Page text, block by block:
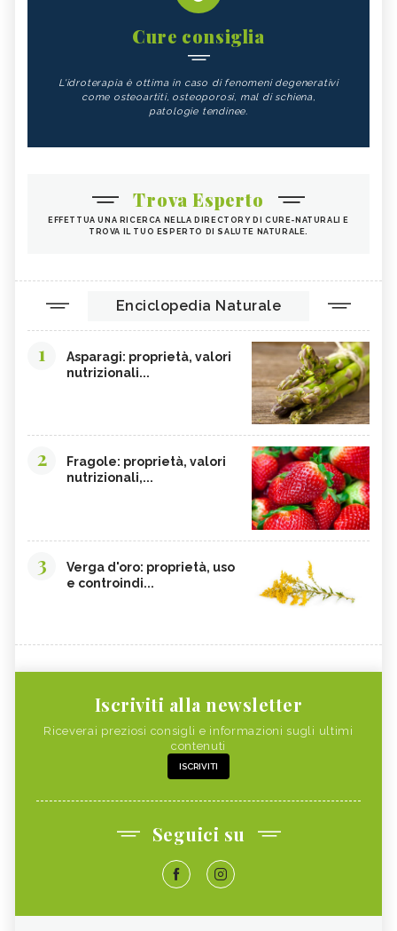
Cure consiglia
L'idroterapia è ottima in caso di fenomeni degenerativi
come osteoartiti, osteoporosi, mal di schiena,
patologie tendinee.
Trova Esperto
EFFETTUA UNA RICERCA NELLA DIRECTORY DI CURE-NATURALI E
TROVA IL TUO ESPERTO DI SALUTE NATURALE.
Enciclopedia Naturale
1
Asparagi: proprietà, valori
nutrizionali...
2
Fragole: proprietà, valori
nutrizionali,...
3
Verga d'oro: proprietà, uso
e controindi...
Iscriviti alla newsletter
Riceverai preziosi consigli e informazioni sugli ultimi
contenuti
ISCRIVITI
Seguici su